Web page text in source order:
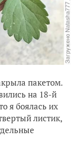
пакетом.
на 18-й
я боялась их
листик,